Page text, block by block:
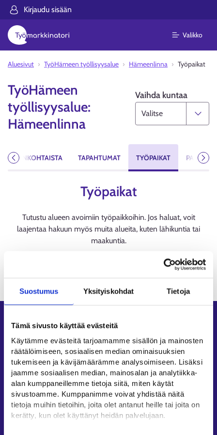
Suostumus Yksityiskohdat Tietoja
Tämä sivusto käyttää evästeitä
Käytämme evästeitä tarjoamamme sisällön ja mainosten
räätälöimiseen, sosiaalisen median ominaisuuksien
tukemiseen ja kävijämäärämme analysoimiseen. Lisäksi
jaamme sosiaalisen median, mainosalan ja analytiikka-
alan kumppaneillemme tietoja siitä, miten käytät
sivustoamme. Kumppanimme voivat yhdistää näitä
tietoja muihin tietoihin, joita olet antanut heille tai joita on
kerätty, kun olet käyttänyt heidän palvelujaan.
Kirjaudu sisään
Valikko
Aluesivut TyöHämeen työllisyysalue Hämeenlinna Työpaikat
TyöHämeen
työllisyysalue:
Hämeenlinna
Vaihda kuntaa
AJANKOHTAISTA TAPAHTUMAT TYÖPAIKAT PALVELUT
Edellinen
Työpaikat
Tutustu alueen avoimiin työpaikkoihin. Jos haluat, voit
laajentaa hakuun myös muita alueita, kuten lähikuntia tai
maakuntia.
Oikopolut
Asiointi
Oma työpolku
Työnhakuprofiili
Avoimet työpaikat
Tietoa muilla kielillä
Asiakaspalvelu